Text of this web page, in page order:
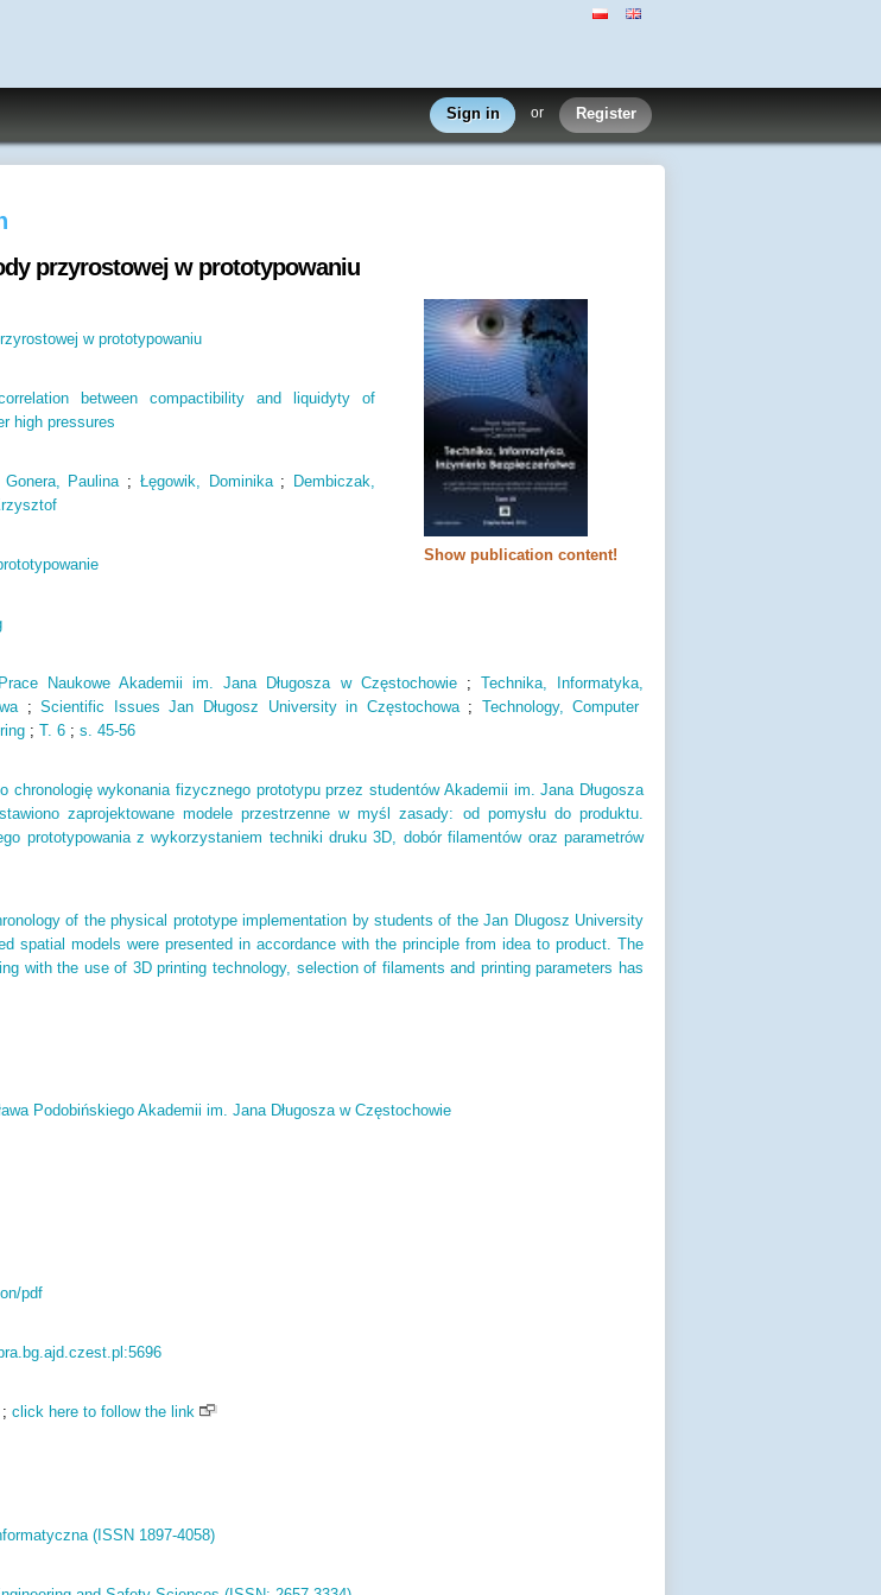
Sign in or Register
przyrostowej w prototypowaniu
Show publication content!
w prototypowaniu
between compactibility and liquidyty of
high pressures
Gonera, Paulina; Łęgowik, Dominika;
Dembiczak,
Prace Naukowe Akademii im. Jana Długosza w Częstochowie; Technika, Informatyka,
;Scientific Issues Jan Długosz University in Częstochowa; Technology, Computer
;T. 6 ;s. 45-56
chronologię wykonania fizycznego prototypu przez studentów Akademii im. Jana Długosza
zaprojektowane modele przestrzenne w myśl zasady: od pomysłu do produktu.
prototypowania z wykorzystaniem techniki druku 3D, dobór filamentów oraz parametrów
of the physical prototype implementation by students of the Jan Dlugosz University
spatial models were presented in accordance with the principle from idea to product. The
with the use of 3D printing technology, selection of filaments and printing parameters has
Podobińskiego Akademii im. Jana Długosza w Częstochowie
pdf
;click here to follow the link
(ISSN 1897-4058)